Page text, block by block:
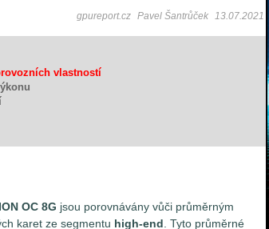
gpureport.cz Pavel Šantrůček 13.07.2021
vlastností
OC 8G jsou porovnávány vůči průměrným
karet ze segmentu high-end . Tyto průměrné